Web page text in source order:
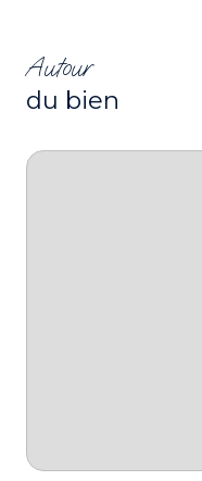
Autour
du bien